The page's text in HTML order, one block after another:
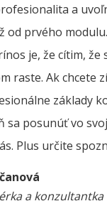
a
od prvého
je, že cítim,
raste. Ak chcete
základy
sa posunúť vo
Plus určite
a konzultantka